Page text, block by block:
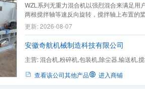
WZL系列无重力混合机以强烈混合来满足用
两根搅拌轴等速反向旋转，搅拌轴上布置的
环向、轴向三向运动，形成复合循环，在极
混合，并在简盖上配置雾化喷嘴以满足固液
更新: 2026-08-07
安徽奇航机械制造科技有限公司
主营:混合机,粉碎机,包装机,除尘器,输送机,
查看该公司其他产品
进入商铺